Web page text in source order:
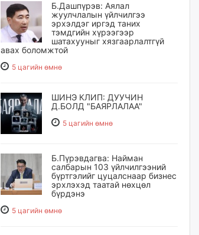
Б.Дашпүрэв: Аялал
жуулчлалын үйлчилгээ
эрхэлдэг иргэд таних
тэмдгийн хүрээгээр
шатахууныг хязгаарлалтгүй
авах боломжтой
5 цагийн өмнө
ШИНЭ КЛИП: ДУУЧИН
Д.БОЛД "БАЯРЛАЛАА"
5 цагийн өмнө
Б.Пүрэвдагва: Найман
салбарын 103 үйлчилгээний
бүртгэлийг цуцалснаар бизнес
эрхлэхэд таатай нөхцөл
бүрдэнэ
5 цагийн өмнө